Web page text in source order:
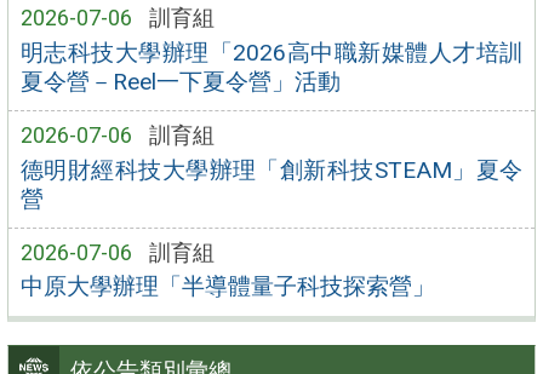
2026-07-06 訓育組
明志科技大學辦理「2026高中職新媒體人才培訓
夏令營－Reel一下夏令營」活動
2026-07-06 訓育組
德明財經科技大學辦理「創新科技STEAM」夏令
營
2026-07-06 訓育組
中原大學辦理「半導體量子科技探索營」